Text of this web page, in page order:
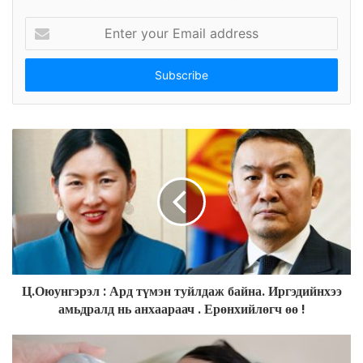
t
r
o
a
l
d
e
Ц.Оюунгэрэл : Ард түмэн туйлдаж байна. Иргэдийнхээ
амьдралд нь анхаараач . Ерөнхийлөгч өө !